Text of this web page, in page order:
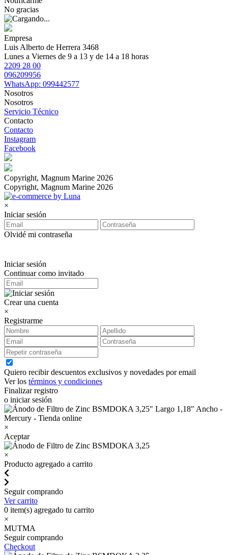
No gracias
Empresa
Luis Alberto de Herrera 3468
Lunes a Viernes de 9 a 13 y de 14 a 18 horas
2209 28 00
096209956
WhatsApp: 099442577
Nosotros
Nosotros
Servicio Técnico
Contacto
Contacto
Instagram
Facebook
Copyright, Magnum Marine 2026
Copyright, Magnum Marine 2026
×
Iniciar sesión
Olvidé mi contraseña
Iniciar sesión
Continuar como invitado
Crear una cuenta
×
Registrarme
Quiero recibir descuentos exclusivos y novedades por email
Ver los términos y condiciones
Finalizar registro
o iniciar sesión
×
Aceptar
×
Producto agregado a carrito
Seguir comprando
Ver carrito
0 item(s) agregado tu carrito
×
MUTMA
Seguir comprando
Checkout